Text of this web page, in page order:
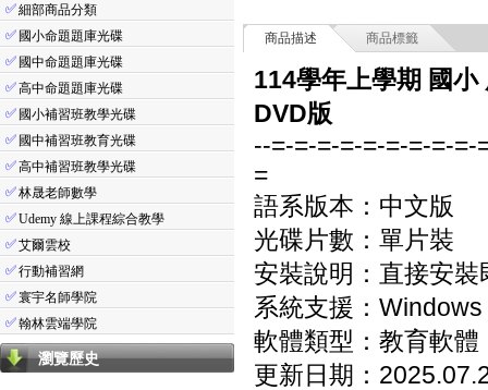
✅細部商品分類
✅ 國小命題題庫光碟
✅ 國中命題題庫光碟
✅高中命題題庫光碟
✅ 國小補習班教學光碟
✅ 國中補習班教育光碟
✅高中補習班教學光碟
✅林晟老師數學
✅Udemy 線上課程綜合教學
✅艾爾雲校
✅行動補習網
✅寰宇名師學院
✅翰林雲端學院
瀏覽歷史
商品描述 商品標籤
114學年上學期 國
DVD版
--=-=-=-=-=-=-=-=-=-
=
語系版本：中文版
光碟片數：單片裝
安裝說明：直接安裝
系統支援：
軟體類型：教育軟體
更新日期：